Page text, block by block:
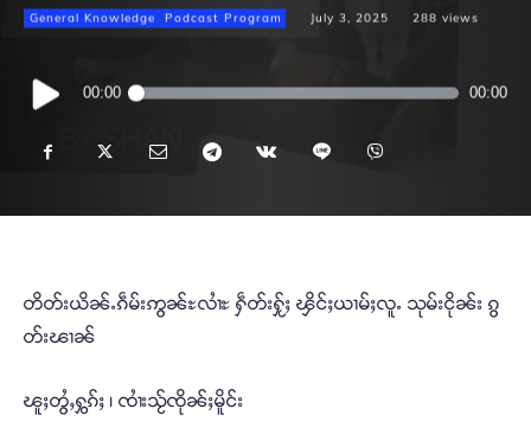
General Knowledge Podcast Program July 3, 2025 288 views
Audio
Player
00:00 00:00
တိတ်းယိၼ်ႉၵဵမ်းဢွၼ်ႊလၢႆႊ ႁဵတ်းႁႂ်ႈ ၾိင်ႈယၢမ်ႈလူႉ သုမ်းငိုၼ်း ၵွ
တ်းၽၢၼ်
ၽူႈတွႆႇႁွၵ်ႈ ၊ ၸၢႆးသႂ်ၸိုၼ်ႈမိူင်း